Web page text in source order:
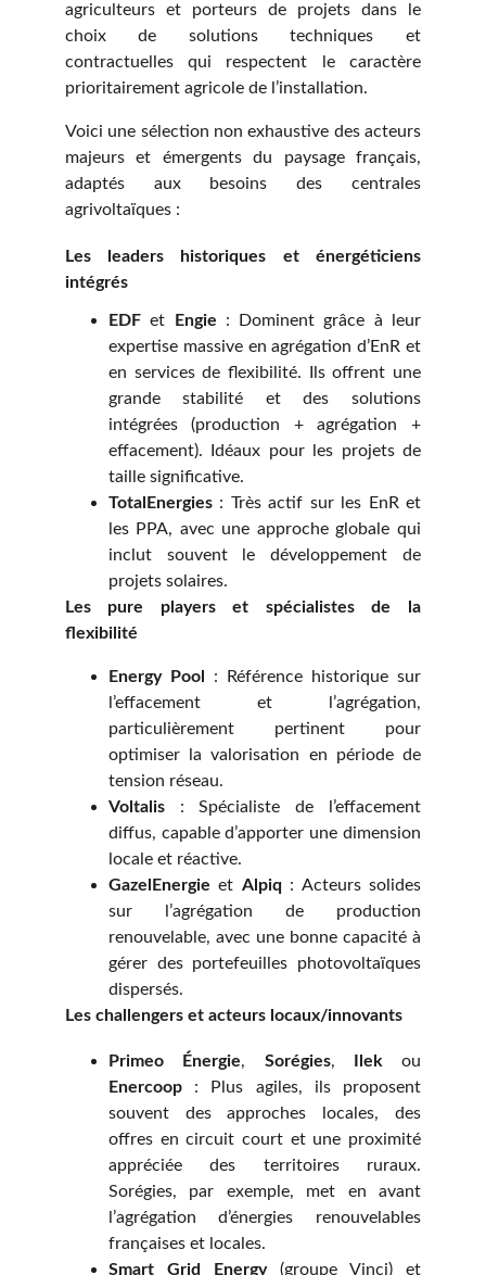
agriculteurs et porteurs de projets dans le
choix de solutions techniques et
contractuelles qui respectent le caractère
prioritairement agricole de l’installation.
Voici une sélection non exhaustive des acteurs
majeurs et émergents du paysage français,
adaptés aux besoins des centrales
agrivoltaïques :
Les leaders historiques et énergéticiens
intégrés
EDF et Engie : Dominent grâce à leur
expertise massive en agrégation d’EnR et
en services de flexibilité. Ils offrent une
grande stabilité et des solutions
intégrées (production + agrégation +
effacement). Idéaux pour les projets de
taille significative.
TotalEnergies : Très actif sur les EnR et
les PPA, avec une approche globale qui
inclut souvent le développement de
projets solaires.
Les pure players et spécialistes de la
flexibilité
Energy Pool
: Référence historique sur
l’effacement et l’agrégation,
particulièrement pertinent pour
optimiser la valorisation en période de
tension réseau.
Voltalis : Spécialiste de l’effacement
diffus, capable d’apporter une dimension
locale et réactive.
GazelEnergie et Alpiq: Acteurs solides
sur l’agrégation de production
renouvelable, avec une bonne capacité à
gérer des portefeuilles photovoltaïques
dispersés.
Les challengers et acteurs locaux/innovants
Primeo Énergie, Sorégies, Ilek ou
Enercoop : Plus agiles, ils proposent
souvent des approches locales, des
offres en circuit court et une proximité
appréciée des territoires ruraux.
Sorégies, par exemple, met en avant
l’agrégation d’énergies renouvelables
françaises et locales.
Smart Grid Energy(groupe Vinci) et